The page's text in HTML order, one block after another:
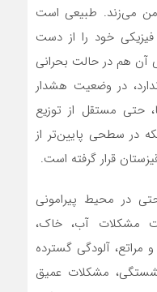
می‌زند. طبیعی است
خود را از دست
آن هم در حالت بحرانی
در وضعیت هشدار
حتی مستقل از توزیع
بلکه در سطحی پایین‌تر از
قرار گرفته است.
در محیط پیرامونی
مشکلات آب، خاک،
مراتع، آلودگی گسترده
مشکلات عمیق